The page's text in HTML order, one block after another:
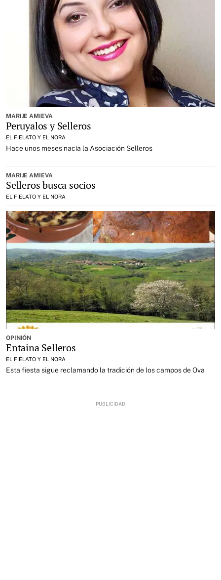
MARIJE AMIEVA
Peruyalos y Selleros
EL FIELATO Y EL NORA
Hace unos meses nacía la Asociación Selleros
MARIJE AMIEVA
Selleros busca socios
EL FIELATO Y EL NORA
OPINIÓN
Entaina Selleros
EL FIELATO Y EL NORA
Esta fiesta sigue reclamando la tradición de los campos de Ova